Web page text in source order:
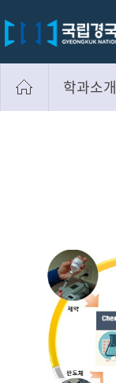
학과소개
연구실소개